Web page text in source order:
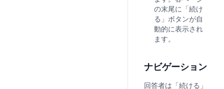
の末尾に「続け
る」ボタンが自
動的に表示され
ます。
ナビゲーション
回答者は「続ける」